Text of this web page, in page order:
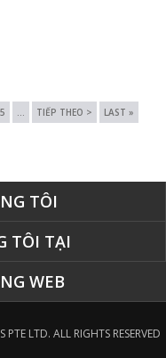
5 TIẾP THEO > LAST »
TÔI
TÔI TẠI
WEB
LTD. ALL RIGHTS RESERVED